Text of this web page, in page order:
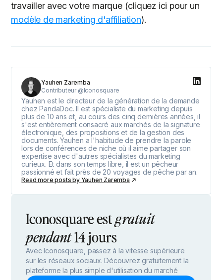
travailler avec votre marque (cliquez ici pour un
modèle de marketing d'affiliation).
Yauhen Zaremba
Contributeur @Iconosquare
Yauhen est le directeur de la génération de la demande
chez PandaDoc. Il est spécialiste du marketing depuis
plus de 10 ans et, au cours des cinq dernières années, il
s'est entièrement consacré aux marchés de la signature
électronique, des propositions et de la gestion des
documents. Yauhen a l'habitude de prendre la parole
lors de conférences de niche où il aime partager son
expertise avec d'autres spécialistes du marketing
curieux. Et dans son temps libre, il est un pêcheur
passionné et fait près de 20 voyages de pêche par an.
Read more posts by Yauhen Zaremba
Iconosquare estgratuit
pendant14 jours
Avec Iconosquare, passez à la vitesse supérieure
sur les réseaux sociaux. Découvrez gratuitement la
plateforme la plus simple d'utilisation du marché